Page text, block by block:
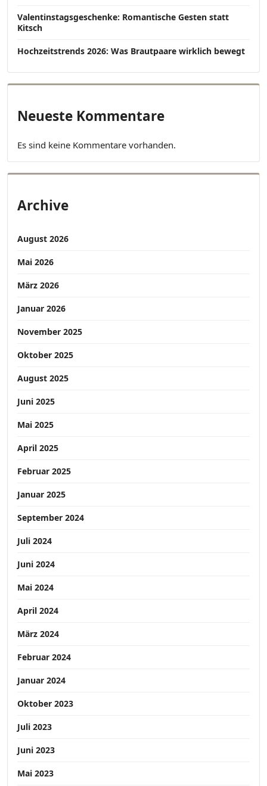
Valentinstagsgeschenke: Romantische Gesten statt
Kitsch
Hochzeitstrends 2026: Was Brautpaare wirklich bewegt
Neueste Kommentare
Es sind keine Kommentare vorhanden.
Archive
August 2026
Mai 2026
März 2026
Januar 2026
November 2025
Oktober 2025
August 2025
Juni 2025
Mai 2025
April 2025
Februar 2025
Januar 2025
September 2024
Juli 2024
Juni 2024
Mai 2024
April 2024
März 2024
Februar 2024
Januar 2024
Oktober 2023
Juli 2023
Juni 2023
Mai 2023